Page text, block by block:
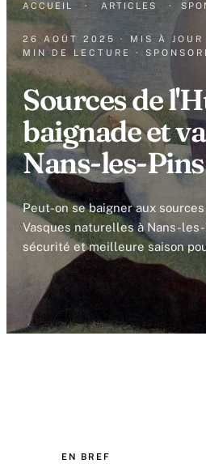
ACCUEIL · ARTICLES ·
26 AOÛT 2025 · MIS À
MIN DE LECTURE
·
Sources de
baignade et
Nans-les-Pins
Peut-on se baigner aux
Vasques naturelles à Nans-
sécurité et meilleure saison
EN BREF